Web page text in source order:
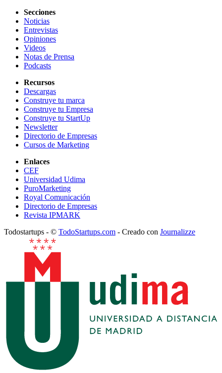
Secciones
Noticias
Entrevistas
Opiniones
Videos
Notas de Prensa
Podcasts
Recursos
Descargas
Construye tu marca
Construye tu Empresa
Construye tu StartUp
Newsletter
Directorio de Empresas
Cursos de Marketing
Enlaces
CEF
Universidad Udima
PuroMarketing
Royal Comunicación
Directorio de Empresas
Revista IPMARK
Todostartups - © TodoStartups.com - Creado con Journalizze